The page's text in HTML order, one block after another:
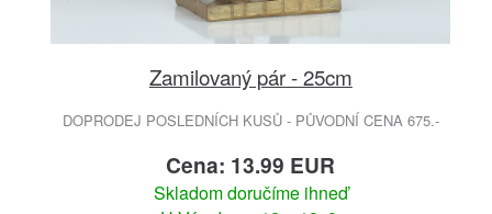
Zamilovaný pár - 25cm
DOPRODEJ POSLEDNÍCH KUSŮ - PŮVODNÍ CENA 675.-
Cena: 13.99 EUR
Skladom doručíme ihneď